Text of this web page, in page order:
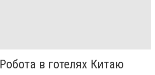
Робота в готелях Китаю